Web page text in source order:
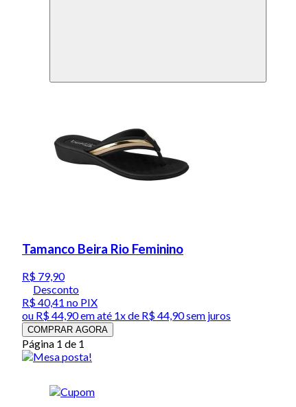
Tamanco Beira Rio Feminino
R$ 79,90
Desconto
R$ 40,41 no PIX
ou R$ 44,90em até 1x de R$ 44,90sem juros
COMPRAR AGORA
Página 1 de 1